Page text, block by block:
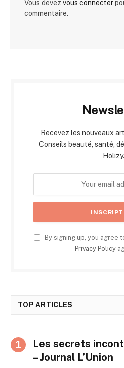
Vous devez vous connecter
commentaire.
Recevez les nouveaux
Conseils beauté, santé,
Holizy.
By signing up, you agree
Privacy Policy
TOP ARTICLES
Les secrets
– Journal L’Union